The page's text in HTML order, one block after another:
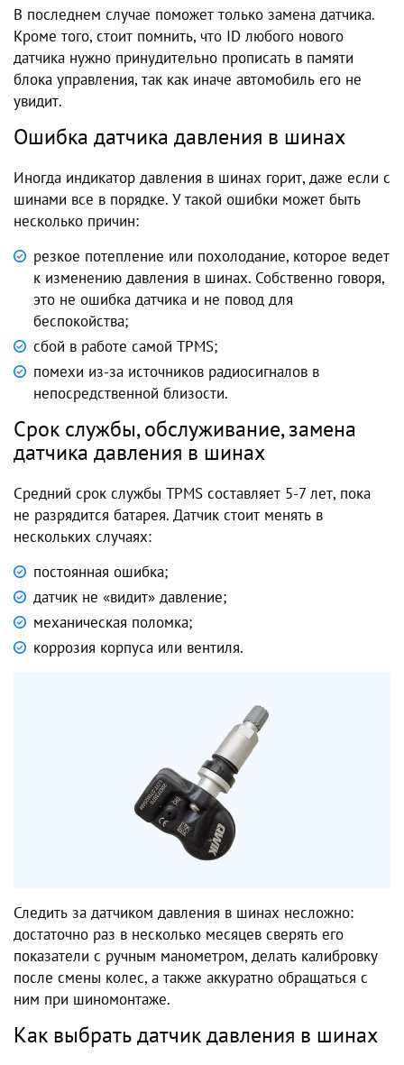
В последнем случае поможет только замена датчика.
Кроме того, стоит помнить, что ID любого нового
датчика нужно принудительно прописать в памяти
блока управления, так как иначе автомобиль его не
увидит.
Ошибка датчика давления в шинах
Иногда индикатор давления в шинах горит, даже если с
шинами все в порядке. У такой ошибки может быть
несколько причин:
резкое потепление или похолодание, которое ведет
к изменению давления в шинах. Собственно говоря,
это не ошибка датчика и не повод для
беспокойства;
сбой в работе самой TPMS;
помехи из-за источников радиосигналов в
непосредственной близости.
Срок службы, обслуживание, замена
датчика давления в шинах
Средний срок службы TPMS составляет 5-7 лет, пока
не разрядится батарея. Датчик стоит менять в
нескольких случаях:
постоянная ошибка;
датчик не «видит» давление;
механическая поломка;
коррозия корпуса или вентиля.
Следить за датчиком давления в шинах несложно:
достаточно раз в несколько месяцев сверять его
показатели с ручным манометром, делать калибровку
после смены колес, а также аккуратно обращаться с
ним при шиномонтаже.
Как выбрать датчик давления в шинах